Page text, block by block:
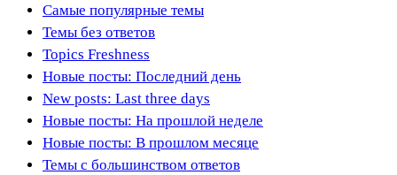
Самые популярные темы
Темы без ответов
Topics Freshness
Новые посты: Последний день
New posts: Last three days
Новые посты: На прошлой неделе
Новые посты: В прошлом месяце
Темы с большинством ответов